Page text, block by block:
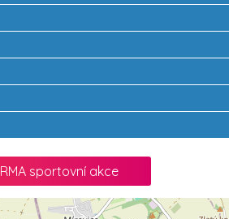
sportovní akce